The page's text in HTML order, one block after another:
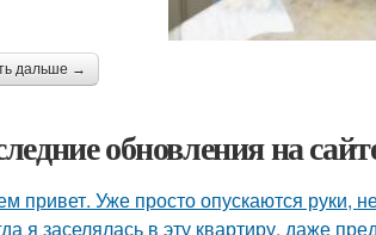
дальше →
обновления на
привет. Уже просто опускаются руки,
я заселялась в эту квартиру, даже